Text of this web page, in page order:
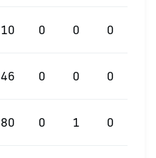
10 0 0 0
46 0 0 0
80 0 1 0